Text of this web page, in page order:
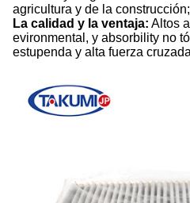
agricultura y de la construcción;
La calidad y la ventaja: Altos
evironmental, y absorbility no
estupenda y alta fuerza